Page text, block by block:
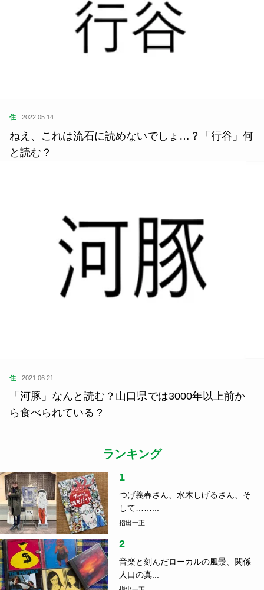
住 2022.05.14
ねえ、これは流石に読めないでしょ…？「行谷」何
と読む？
住 2021.06.21
「河豚」なんと読む？山口県では3000年以上前か
ら食べられている？
ランキング
1
つげ義春さん、水木しげるさん、そ
して……...
指出一正
2
音楽と刻んだローカルの風景、関係
人口の真...